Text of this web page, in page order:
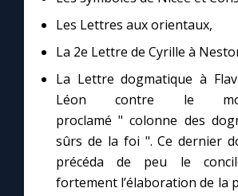
Les Lettres aux orientaux,
La 2e Lettre de Cyrille à
La Lettre dogmatique à
Léon contre le
proclamé " colonne des
sûrs de la foi ". Ce dernier
précéda de peu le
fortement l’élaboration de la